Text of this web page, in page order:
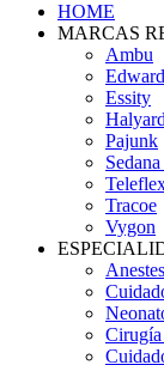
HOME
MARCAS
Ambu
Essity
Pajunk
Tracoe
Vygon